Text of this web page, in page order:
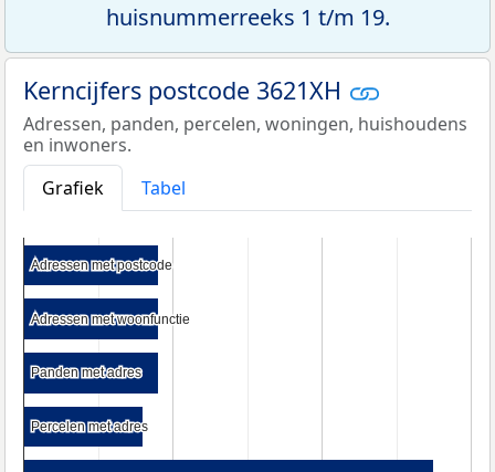
huisnummerreeks 1 t/m 19.
Kerncijfers postcode 3621XH
Adressen, panden, percelen, woningen, huishoudens
en inwoners.
Grafiek
Tabel
Adressen met postcode
Adressen met postcode
Adressen met woonfunctie
Adressen met woonfunctie
Panden met adres
Panden met adres
Percelen met adres
Percelen met adres